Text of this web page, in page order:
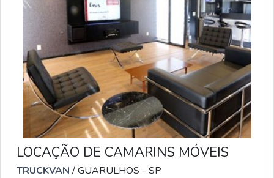
LOCAÇÃO DE CAMARINS MÓVEIS
TRUCKVAN/ GUARULHOS - SP